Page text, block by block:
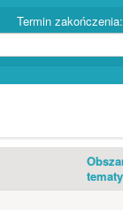
Termin zakończenia: